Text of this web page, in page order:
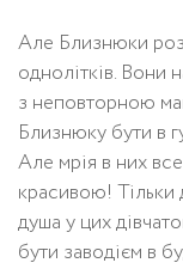
Але Близнюки
однолітків. Вони
з неповторною
Близнюку бути в
Але мрія в них
красивою! Тільки
душа у цих
бути заводієм в